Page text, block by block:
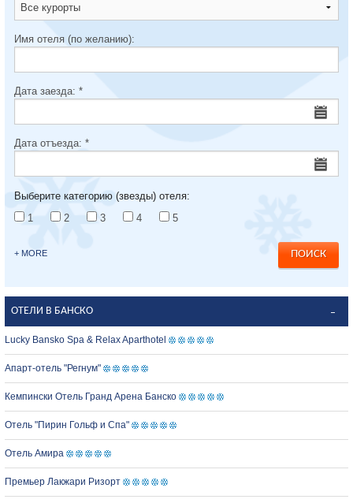
Имя отеля (по желанию):
Дата заезда: *
Дата отъезда: *
Выберите категорию (звезды) отеля:
1
2 3 4 5
+ MORE
ОТЕЛИ В БАНСКО
Lucky Bansko Spa & Relax Aparthotel
Апарт-отель "Регнум"
Кемпински Отель Гранд Арена Банско
Отель "Пирин Гольф и Спа"
Отель Амира
Премьер Лакжари Ризорт